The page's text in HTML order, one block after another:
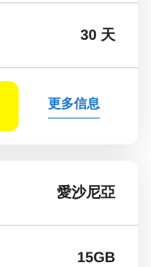
30 天
更多信息
愛沙尼亞
15GB